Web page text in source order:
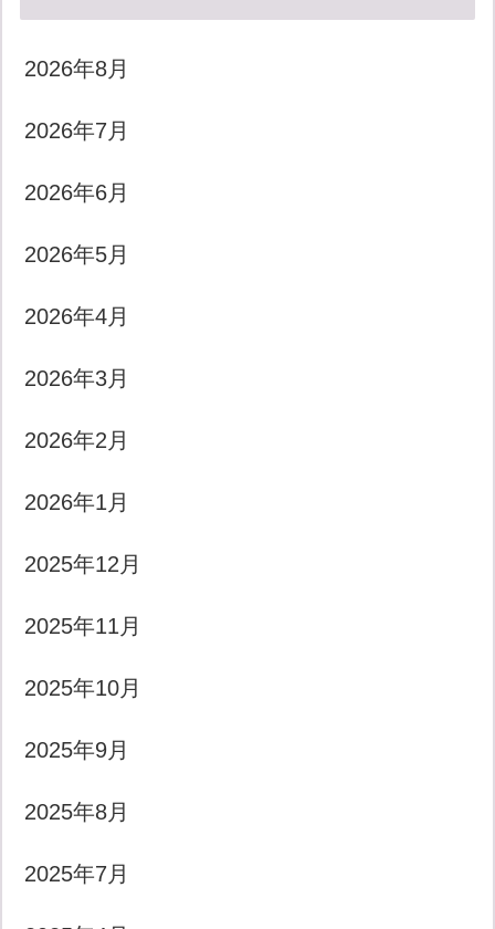
2026年8月
2026年7月
2026年6月
2026年5月
2026年4月
2026年3月
2026年2月
2026年1月
2025年12月
2025年11月
2025年10月
2025年9月
2025年8月
2025年7月